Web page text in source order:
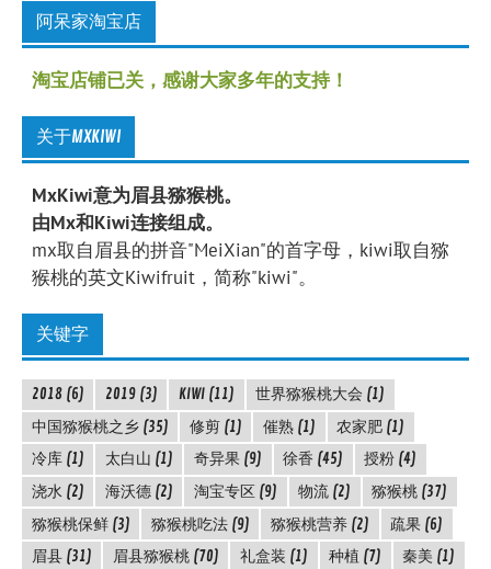
阿呆家淘宝店
淘宝店铺已关，感谢大家多年的支持！
关于MXKIWI
MxKiwi意为眉县猕猴桃。
由Mx和Kiwi连接组成。
mx取自眉县的拼音"MeiXian"的首字母，kiwi取自猕
猴桃的英文Kiwifruit，简称"kiwi"。
关键字
2018(6) 2019(3) KIWI(11) 世界猕猴桃大会 (1)
中国猕猴桃之乡(35) 修剪(1) 催熟(1) 农家肥 (1)
冷库(1) 太白山 (1) 奇异果 (9) 徐香 (45) 授粉 (4)
浇水(2) 海沃德(2) 淘宝专区(9) 物流 (2) 猕猴桃 (37)
猕猴桃保鲜(3) 猕猴桃吃法(9) 猕猴桃营养(2) 疏果 (6)
眉县(31) 眉县猕猴桃(70) 礼盒装 (1) 种植 (7) 秦美 (1)